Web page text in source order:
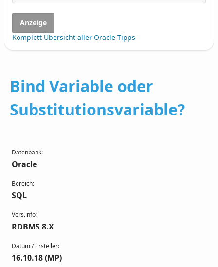
Anzeige
Komplett Übersicht aller Oracle Tipps
Bind Variable oder
Substitutionsvariable?
Datenbank:
Oracle
Bereich:
SQL
Vers.info:
RDBMS 8.X
Datum / Ersteller:
16.10.18 (MP)